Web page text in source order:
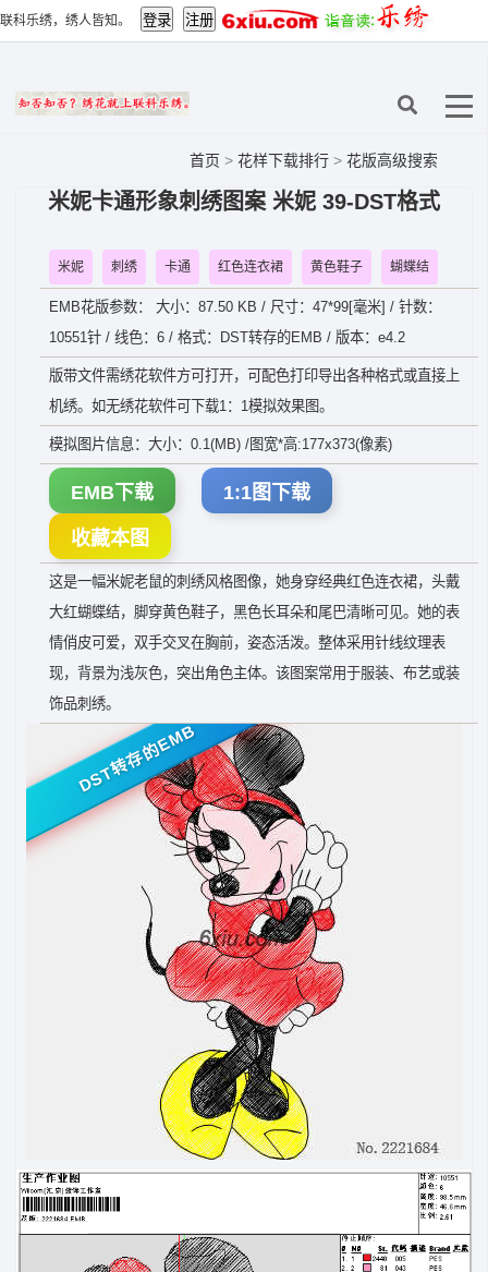
联科乐绣，绣人皆知。
首页 > 花样下载排行 > 花版高级搜索
米妮卡通形象刺绣图案 米妮 39-DST格式
米妮 刺绣 卡通 红色连衣裙 黄色鞋子 蝴蝶结
EMB花版参数： 大小：87.50 KB / 尺寸：47*99[毫米] / 针数：
10551针 / 线色：6 / 格式：DST转存的EMB / 版本：e4.2
版带文件需绣花软件方可打开，可配色打印导出各种格式或直接上
机绣。如无绣花软件可下载1：1模拟效果图。
模拟图片信息：大小：0.1(MB) /图宽*高:177x373(像素)
EMB下载 1:1图下载
收藏本图
这是一幅米妮老鼠的刺绣风格图像，她身穿经典红色连衣裙，头戴
大红蝴蝶结，脚穿黄色鞋子，黑色长耳朵和尾巴清晰可见。她的表
情俏皮可爱，双手交叉在胸前，姿态活泼。整体采用针线纹理表
现，背景为浅灰色，突出角色主体。该图案常用于服装、布艺或装
饰品刺绣。
DST转存的EMB